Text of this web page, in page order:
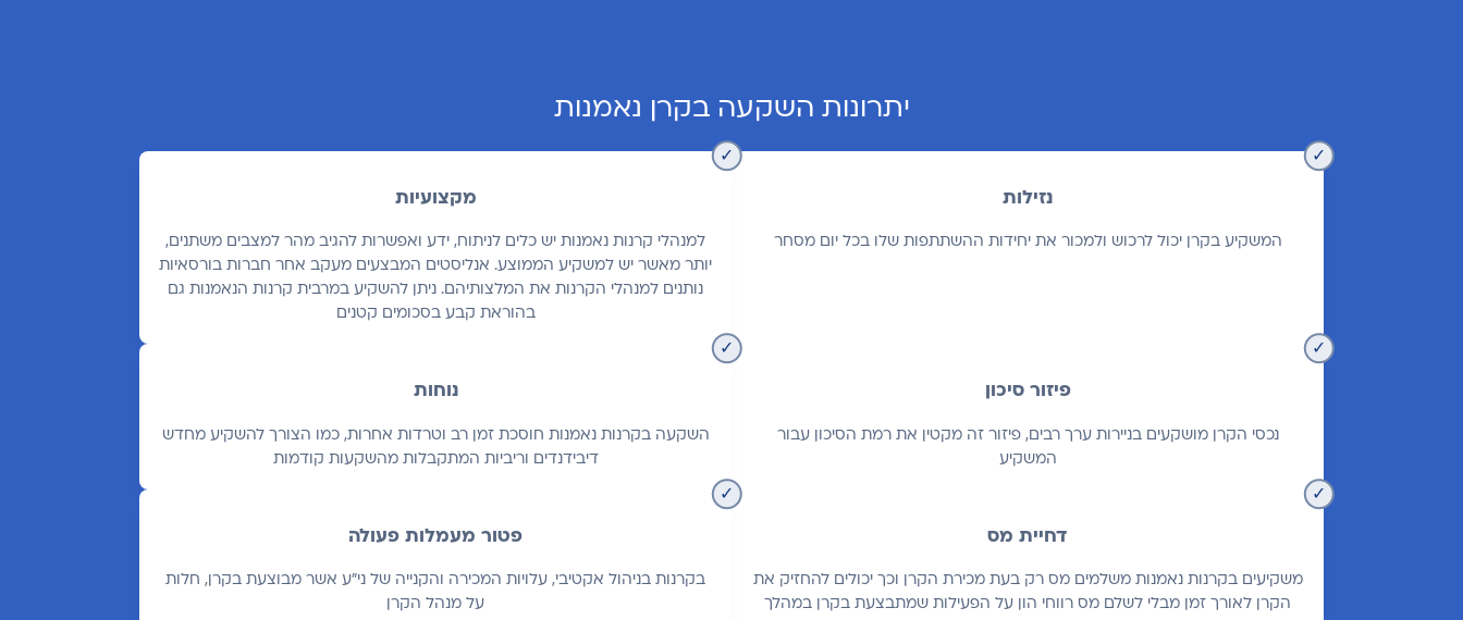
יתרונות השקעה בקרן נאמנות
נזילות
המשקיע בקרן יכול לרכוש ולמכור את יחידות ההשתתפות שלו בכל יום מסחר
מקצועיות
למנהלי קרנות נאמנות יש כלים לניתוח, ידע ואפשרות להגיב מהר למצבים משתנים,
יותר מאשר יש למשקיע הממוצע. אנליסטים המבצעים מעקב אחר חברות בורסאיות
נותנים למנהלי הקרנות את המלצותיהם. ניתן להשקיע במרבית קרנות הנאמנות גם
בהוראת קבע בסכומים קטנים
פיזור סיכון
נכסי הקרן מושקעים בניירות ערך רבים, פיזור זה מקטין את רמת הסיכון עבור
המשקיע
נוחות
השקעה בקרנות נאמנות חוסכת זמן רב וטרדות אחרות, כמו הצורך להשקיע מחדש
דיבידנדים וריביות המתקבלות מהשקעות קודמות
דחיית מס
משקיעים בקרנות נאמנות משלמים מס רק בעת מכירת הקרן וכך יכולים להחזיק את
הקרן לאורך זמן מבלי לשלם מס רווחי הון על הפעילות שמתבצעת בקרן במהלך
פטור מעמלות פעולה
בקרנות בניהול אקטיבי, עלויות המכירה והקנייה של ני"ע אשר מבוצעת בקרן, חלות
על מנהל הקרן